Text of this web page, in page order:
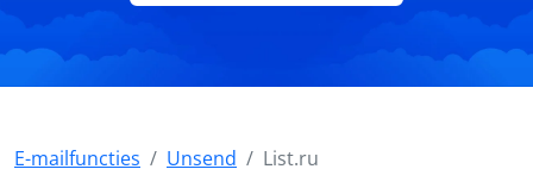
E-mailfuncties Unsend List.ru